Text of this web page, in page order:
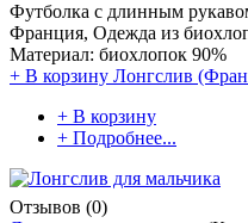
Футболка с длинным
Франция, Одежда из
Материал: биохлопок 90%
+ В корзину Лонгслив
+ В корзину
+ Подробнее...
Отзывов (0)